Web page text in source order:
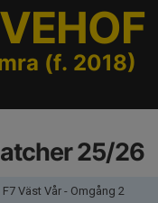
(f. 2018)
25/26
F7 Väst Vår - Omgång 2